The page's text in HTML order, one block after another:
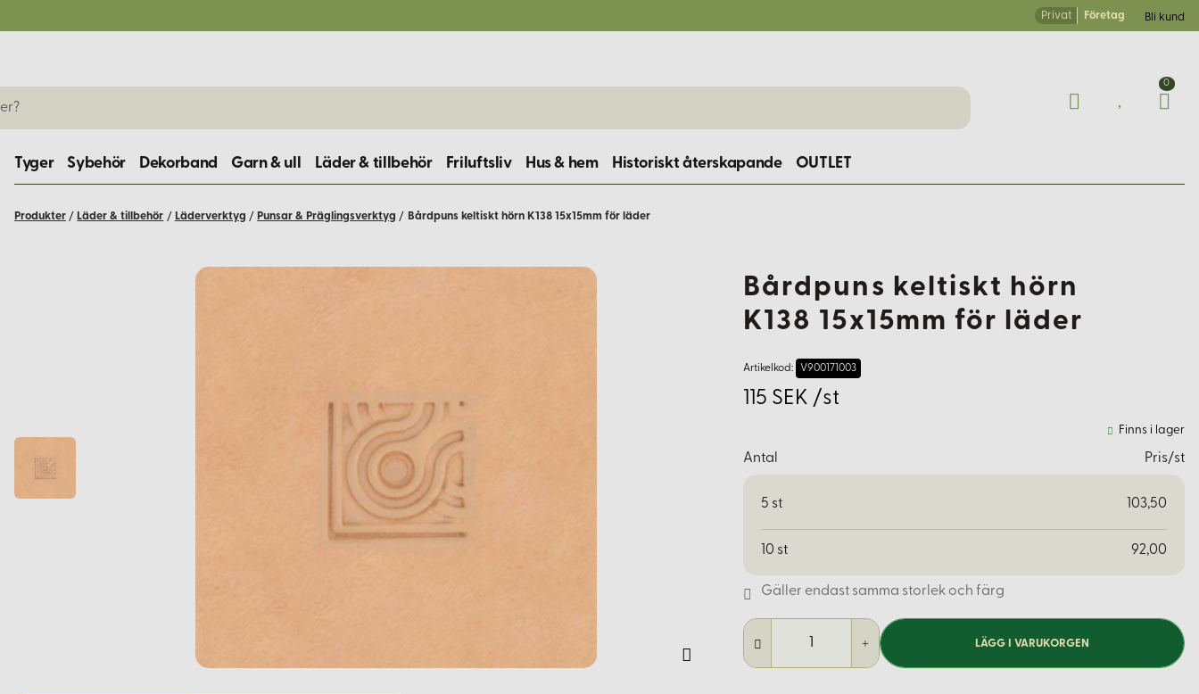
Privat Företag Bli kund
0
Tyger Sybehör Dekorband Garn & ull Läder & tillbehör Friluftsliv Hus & hem Historiskt återskapande OUTLET
Produkter / Läder & tillbehör / Läderverktyg / Punsar & Präglingsverktyg / Bårdpuns keltiskt hörn K138 15x15mm för läder
Bårdpuns keltiskt hörn
K138 15x15mm för läder
Artikelkod: V900171003
115 SEK /st
Finns i lager
Antal Pris/st
5 st 103,50
10 st 92,00
Gäller endast samma storlek och färg
LÄGG I VARUKORGEN